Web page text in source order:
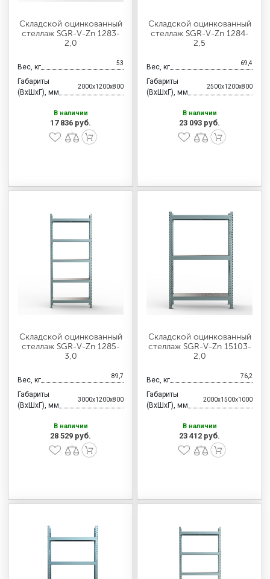
Складской оцинкованный
стеллаж SGR-V-Zn 1283-
2,0
Вес, кг 53
Габариты
(ВхШхГ), мм
2000x1200x800
В наличии
17 836 руб.
Складской оцинкованный
стеллаж SGR-V-Zn 1284-
2,5
Вес, кг 69,4
Габариты
(ВхШхГ), мм
2500x1200x800
В наличии
23 093 руб.
Складской оцинкованный
стеллаж SGR-V-Zn 1285-
3,0
Вес, кг 89,7
Габариты
(ВхШхГ), мм
3000x1200x800
В наличии
28 529 руб.
Складской оцинкованный
стеллаж SGR-V-Zn 15103-
2,0
Вес, кг 76,2
Габариты
(ВхШхГ), мм
2000x1500x1000
В наличии
23 412 руб.